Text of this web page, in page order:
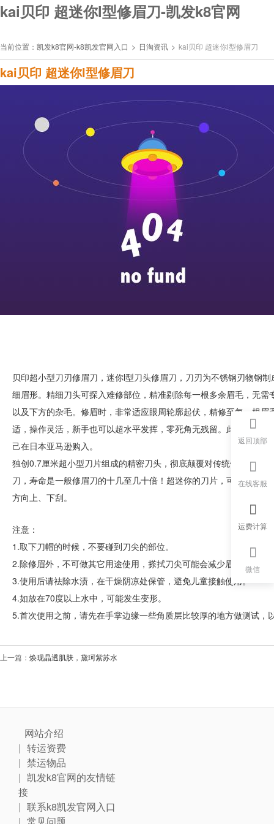
kai贝印 超迷你l型修眉刀-凯发k8官网
当前位置： 凯发k8官网-k8凯发官网入口 > 日淘资讯 > kai贝印 超迷你l型修眉刀
kai贝印 超迷你l型修眉刀
贝印超小型刀刃修眉刀，迷你l型刀头修眉刀，刀刃为不锈钢刃物钢
细眉形。精细刀头可探入难修部位，精准剔除每一根多余眉毛，无
以及下方的杂毛。修眉时，非常适应眼周轮廓起伏，精修至每一根
适，操作灵活，新手也可以超水平发挥，零死角无残留。此款商品可
己在日本亚马逊购入。
独创0.7厘米超小型刀片组成的精密刀头，彻底颠覆对传统修眉刀的
刀，寿命是一般修眉刀的十几至几十倍！超迷你的刀片，可清除细
方向上、下刮。
注意：
1.取下刀帽的时候，不要碰到刀尖的部位。
2.除修眉外，不可做其它用途使用，搽拭刀尖可能会减少眉妯的锋利
3.使用后请祛除水渍，在干燥阴凉处保管，避免儿童接触使用。
4.如放在70度以上水中，可能发生变形。
5.首次使用之前，请先在手掌边缘一些角质层比较厚的地方做测试，
上一篇： 焕现晶透肌肤，黛珂紫苏水
网站介绍
转运资费
禁运物品
凯发k8官网的友情链
接
联系k8凯发官网入口
返回顶部
在线客服
运费计算
微信